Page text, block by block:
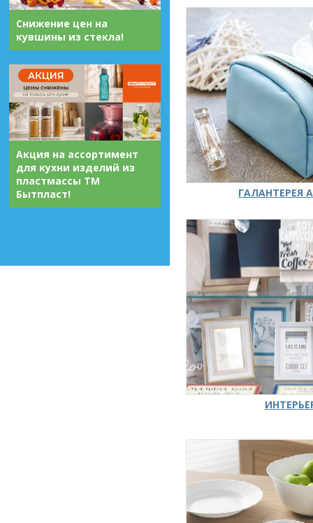
Снижение цен на
кувшины из стекла!
Акция на ассортимент
для кухни изделий из
пластмассы ТМ
Бытпласт!
ГАЛАНТЕРЕЯ